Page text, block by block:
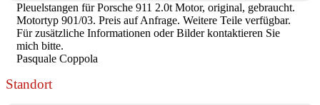
Pleuelstangen für Porsche 911 2.0t Motor, original, gebraucht.
Motortyp 901/03. Preis auf Anfrage. Weitere Teile verfügbar.
Für zusätzliche Informationen oder Bilder kontaktieren Sie
mich bitte.
Pasquale Coppola
Standort